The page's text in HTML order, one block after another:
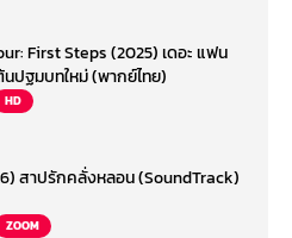
First Steps (2025) เดอะ แฟน
ปฐมบทใหม่ (พากย์ไทย)
HD
สาปรักคลั่งหลอน (SoundTrack)
ZOOM